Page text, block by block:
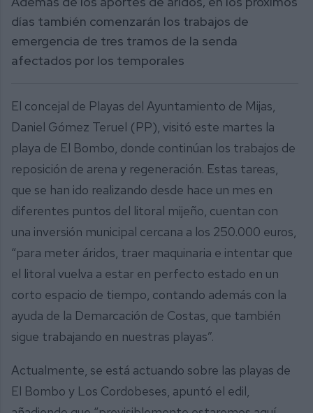
días también comenzarán los trabajos de
emergencia de tres tramos de la senda
afectados por los temporales
El concejal de Playas del Ayuntamiento de Mijas,
Daniel Gómez Teruel (PP), visitó este martes la
playa de El Bombo, donde continúan los trabajos de
reposición de arena y regeneración. Estas tareas,
que se han ido realizando desde hace un mes en
diferentes puntos del litoral mijeño, cuentan con
una inversión municipal cercana a los 250.000 euros,
“para meter áridos, traer maquinaria e intentar que
el litoral vuelva a estar en perfecto estado en un
corto espacio de tiempo, contando además con la
ayuda de la Demarcación de Costas, que también
sigue trabajando en nuestras playas”.
Actualmente, se está actuando sobre las playas de
El Bombo y Los Cordobeses, apuntó el edil,